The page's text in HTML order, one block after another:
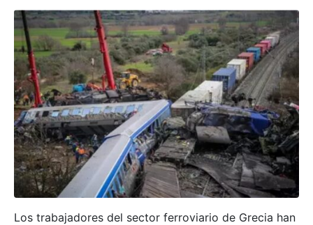
Los trabajadores del sector ferroviario de Grecia han